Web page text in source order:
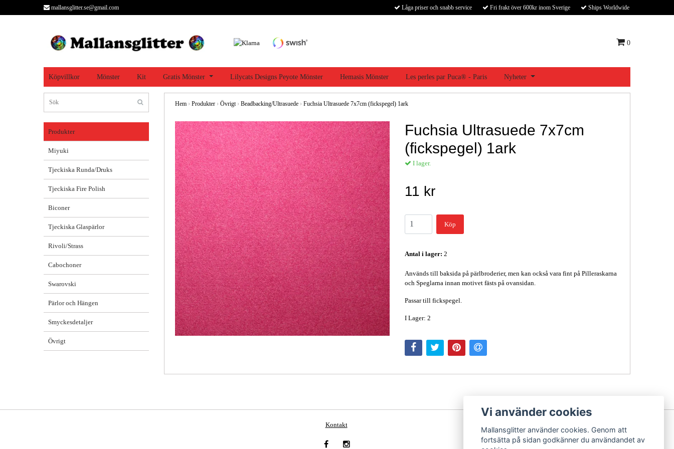
mallansglitter.se@gmail.com Låga priser och snabb service Fri frakt över 600kr inom Sverige Ships Worldwide
0
Köpvillkor Mönster Kit Gratis Mönster Lilycats Designs Peyote Mönster Hemasis Mönster Les perles par Puca® - Paris Nyheter
Produkter
Miyuki
Tjeckiska Runda/Druks
Tjeckiska Fire Polish
Biconer
Tjeckiska Glaspärlor
Rivoli/Strass
Cabochoner
Swarovski
Pärlor och Hängen
Smyckesdetaljer
Övrigt
Hem › Produkter › Övrigt › Beadbacking/Ultrasuede › Fuchsia Ultrasuede 7x7cm (fickspegel) 1ark
Fuchsia Ultrasuede 7x7cm
(fickspegel) 1ark
I lager.
11 kr
Köp
Antal i lager: 2
Används till baksida på pärlbroderier, men kan också vara fint på Pilleraskarna
och Speglarna innan motivet fästs på ovansidan.
Passar till fickspegel.
I Lager: 2
Kontakt
Vi använder cookies
Mallansglitter använder cookies. Genom att
fortsätta på sidan godkänner du användandet av